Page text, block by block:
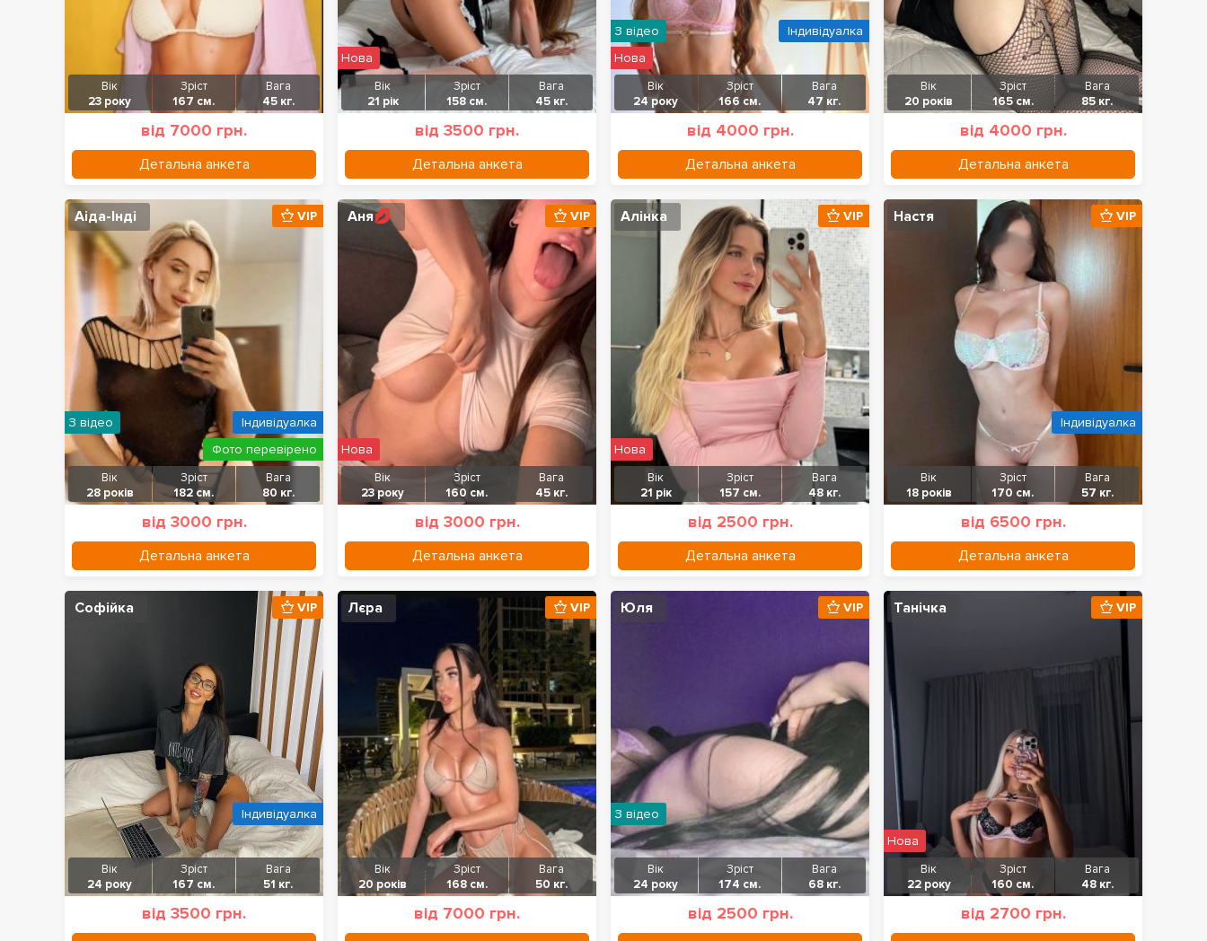
Вік
23 року
Зріст
167 см.
Вага
45 кг.
від 7000 грн.
Детальна анкета
Вік
21 рік
Зріст
158 см.
Вага
45 кг.
від 3500 грн.
Детальна анкета
Нова
Вік
24 року
Зріст
166 см.
Вага
47 кг.
від 4000 грн.
Детальна анкета
З відео
Нова
Індивідуалка
Вік
20 років
Зріст
165 см.
Вага
85 кг.
від 4000 грн.
Детальна анкета
Аіда-Інді
Вік
28 років
Зріст
182 см.
Вага
80 кг.
від 3000 грн.
Детальна анкета
VIP
З відео
Фото перевірено
Індивідуалка
Аня💋
Вік
23 року
Зріст
160 см.
Вага
45 кг.
від 3000 грн.
Детальна анкета
VIP
Нова
Алінка
Вік
21 рік
Зріст
157 см.
Вага
48 кг.
від 2500 грн.
Детальна анкета
VIP
Нова
Настя
Вік
18 років
Зріст
170 см.
Вага
57 кг.
від 6500 грн.
Детальна анкета
VIP
Індивідуалка
Софійка
Вік
24 року
Зріст
167 см.
Вага
51 кг.
від 3500 грн.
VIP
Індивідуалка
Лєра
Вік
20 років
Зріст
168 см.
Вага
50 кг.
від 7000 грн.
VIP Юля
Вік
24 року
Зріст
174 см.
Вага
68 кг.
від 2500 грн.
VIP
З відео
Танічка
Вік
22 року
Зріст
160 см.
Вага
48 кг.
від 2700 грн.
VIP
Нова